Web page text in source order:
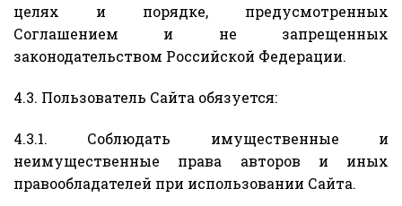
целях и порядке, предусмотренных
Соглашением и не запрещенных
законодательством Российской Федерации.
4.3. Пользователь Сайта обязуется:
4.3.1. Соблюдать имущественные и
неимущественные права авторов и иных
правообладателей при использовании Сайта.